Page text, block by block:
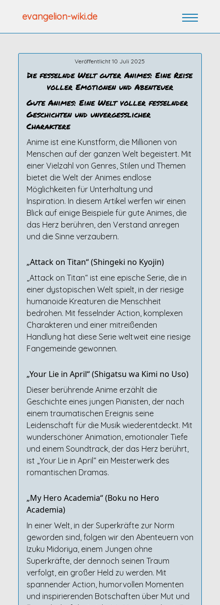
evangelion-wiki.de
Veröffentlicht 10 Juli 2025
Die fesselnde Welt guter Animes: Eine Reise
voller Emotionen und Abenteuer
Gute Animes: Eine Welt voller fesselnder
Geschichten und unvergesslicher
Charaktere
Anime ist eine Kunstform, die Millionen von
Menschen auf der ganzen Welt begeistert. Mit
einer Vielzahl von Genres, Stilen und Themen
bietet die Welt der Animes endlose
Möglichkeiten für Unterhaltung und
Inspiration. In diesem Artikel werfen wir einen
Blick auf einige Beispiele für gute Animes, die
das Herz berühren, den Verstand anregen
und die Sinne verzaubern.
„Attack on Titan“ (Shingeki no Kyojin)
„Attack on Titan“ ist eine epische Serie, die in
einer dystopischen Welt spielt, in der riesige
humanoide Kreaturen die Menschheit
bedrohen. Mit fesselnder Action, komplexen
Charakteren und einer mitreißenden
Handlung hat diese Serie weltweit eine riesige
Fangemeinde gewonnen.
„Your Lie in April“ (Shigatsu wa Kimi no Uso)
Dieser berührende Anime erzählt die
Geschichte eines jungen Pianisten, der nach
einem traumatischen Ereignis seine
Leidenschaft für die Musik wiederentdeckt. Mit
wunderschöner Animation, emotionaler Tiefe
und einem Soundtrack, der das Herz berührt,
ist „Your Lie in April“ ein Meisterwerk des
romantischen Dramas.
„My Hero Academia“ (Boku no Hero
Academia)
In einer Welt, in der Superkräfte zur Norm
geworden sind, folgen wir den Abenteuern von
Izuku Midoriya, einem Jungen ohne
Superkräfte, der dennoch seinen Traum
verfolgt, ein großer Held zu werden. Mit
spannender Action, humorvollen Momenten
und inspirierenden Botschaften über Mut und